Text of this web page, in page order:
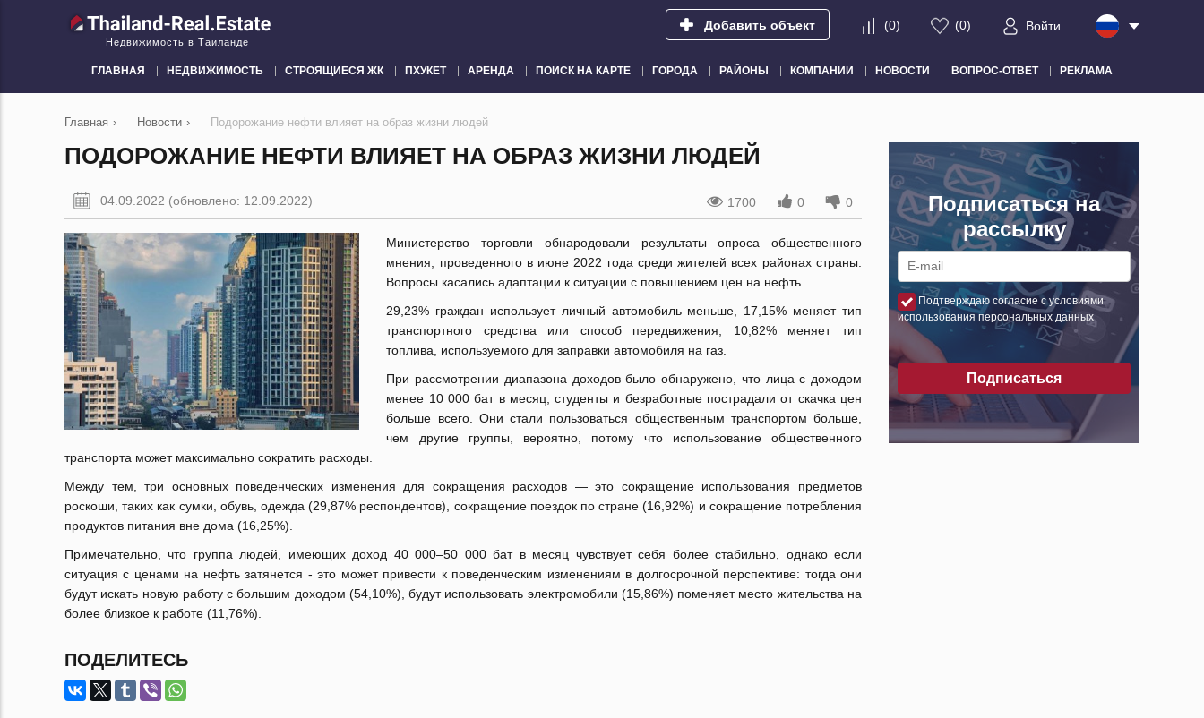
Недвижимость в Таиланде
Добавить объект (0) (0) Войти
ГЛАВНАЯ НЕДВИЖИМОСТЬ СТРОЯЩИЕСЯ ЖК ПХУКЕТ АРЕНДА ПОИСК НА КАРТЕ ГОРОДА РАЙОНЫ КОМПАНИИ НОВОСТИ ВОПРОС-ОТВЕТ РЕКЛАМА
Главная › Новости › Подорожание нефти влияет на образ жизни людей
ПОДОРОЖАНИЕ НЕФТИ ВЛИЯЕТ НА ОБРАЗ ЖИЗНИ ЛЮДЕЙ
04.09.2022 (обновлено: 12.09.2022) 1700 0 0
Министерство торговли обнародовали результаты опроса общественного
мнения, проведенного в июне 2022 года среди жителей всех районах страны.
Вопросы касались адаптации к ситуации с повышением цен на нефть.
29,23% граждан использует личный автомобиль меньше, 17,15% меняет тип
транспортного средства или способ передвижения, 10,82% меняет тип
топлива, используемого для заправки автомобиля на газ.
При рассмотрении диапазона доходов было обнаружено, что лица с доходом
менее 10 000 бат в месяц, студенты и безработные пострадали от скачка цен
больше всего. Они стали пользоваться общественным транспортом больше,
чем другие группы, вероятно, потому что использование общественного
транспорта может максимально сократить расходы.
Между тем, три основных поведенческих изменения для сокращения расходов — это сокращение использования предметов
роскоши, таких как сумки, обувь, одежда (29,87% респондентов), сокращение поездок по стране (16,92%) и сокращение потребления
продуктов питания вне дома (16,25%).
Примечательно, что группа людей, имеющих доход 40 000–50 000 бат в месяц чувствует себя более стабильно, однако если
ситуация с ценами на нефть затянется - это может привести к поведенческим изменениям в долгосрочной перспективе: тогда они
будут искать новую работу с большим доходом (54,10%), будут использовать электромобили (15,86%) поменяет место жительства на
более близкое к работе (11,76%).
ПОДЕЛИТЕСЬ
Подписаться на
рассылку
Подтверждаю согласие с условиями
использования персональных данных
Подписаться